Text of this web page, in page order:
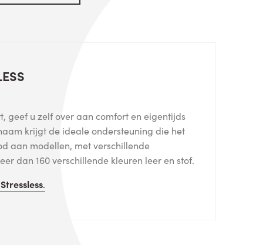
geef u zelf over aan comfort en eigentijds
krijgt de ideale ondersteuning die het
aan modellen, met verschillende
dan 160 verschillende kleuren leer en stof.
Stressless.